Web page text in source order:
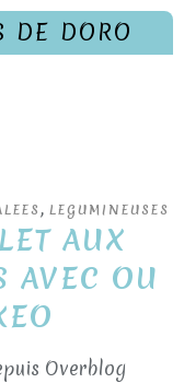
DE DORO
, LEGUMINEUSES
AUX
AVEC OU
Overblog